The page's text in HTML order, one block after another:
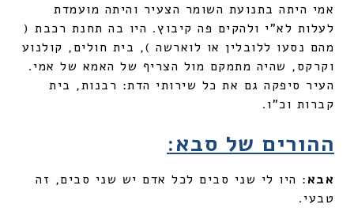
אמי היתה בתנועת השומר הצעיר והיתה מועמדת
לעלות לא"י ולהקים פה קיבוץ. היו בה תחנת רכבת (
מהם נסעו ללובלין או לוארשה ), בית חולים, קולנוע
וקרקס, שהיה מתמקם מול הצריף של האמא של אמי.
העיר סיפקה גם את כל שירותי הדת: רבנות, בית
קברות וכ"ו.
ההורים של סבא:
אבא: היו לי שני סבים לכל אדם יש שני סבים, זה
טבעי.